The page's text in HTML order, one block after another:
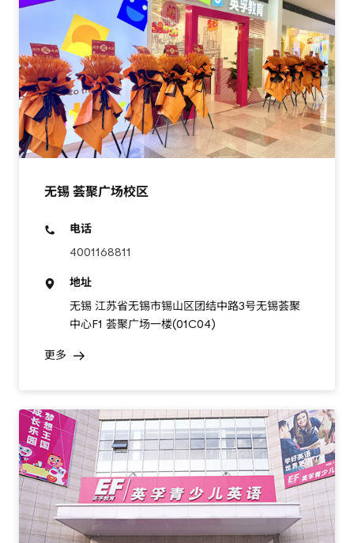
无锡 荟聚广场校区
电话
4001168811
地址
无锡 江苏省无锡市锡山区团结中路3号无锡荟聚
中心F1 荟聚广场一楼(01C04)
更多